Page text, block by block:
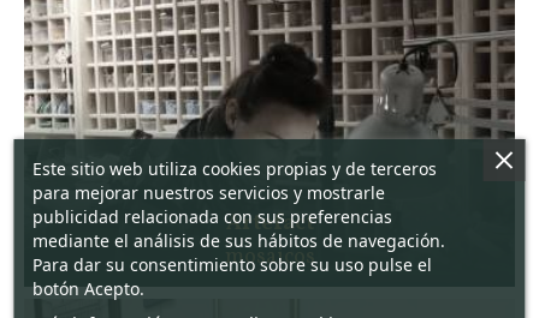
Artefact
mosaicos
Este sitio web utiliza cookies propias y de terceros
para mejorar nuestros servicios y mostrarle
publicidad relacionada con sus preferencias
mediante el análisis de sus hábitos de navegación.
Para dar su consentimiento sobre su uso pulse el
botón Acepto.